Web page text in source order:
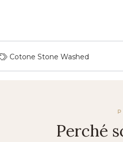
Cotone Stone Washed
Perché